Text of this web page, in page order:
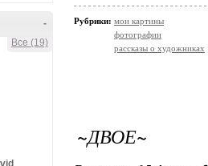
-
Все (19)
Рубрики: мои картины
фотографии
рассказы о художниках
~ДВОЕ~